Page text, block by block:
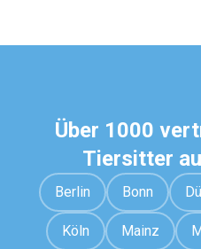
Über 1000
Tiersitter
Berlin Bonn
Köln Mainz